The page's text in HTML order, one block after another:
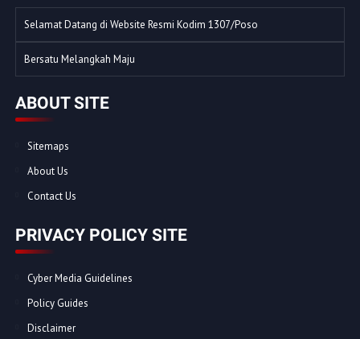
Selamat Datang di Website Resmi Kodim 1307/Poso
Bersatu Melangkah Maju
ABOUT SITE
Sitemaps
About Us
Contact Us
PRIVACY POLICY SITE
Cyber Media Guidelines
Policy Guides
Disclaimer